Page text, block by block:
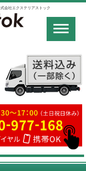
会社エクステリアストック